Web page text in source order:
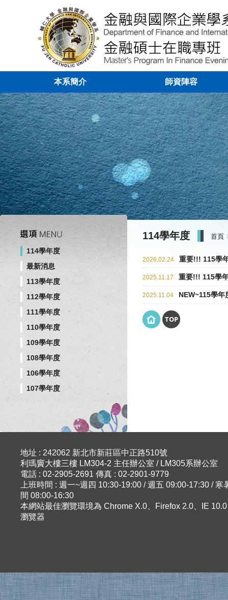
本系簡介 師資陣容
114學年度
最新消息
113學年度
112學年度
111學年度
110學年度
109學年度
108學年度
106學年度
107學年度
114學年度 首頁
2026.02.24 重要!!! 115學
2025.11.17 重要!!! 115學
2025.11.04 NEW~115學
TOP
地址 : 242062 新北市新莊區中正路510號
利瑪竇大樓三樓 LM304-2 主任辦公室 / LM305系辦公室
電話 : 02-2905-2691 傳真 : 02-2901-9779
上班時間 : 週一~週四 10:30-19:00 / 週五 09:00-17:30 / 寒
間 08:00-16:30
本網站最佳瀏覽環境為 Chrome X.0、Firefox 2.0、IE
瀏覽器